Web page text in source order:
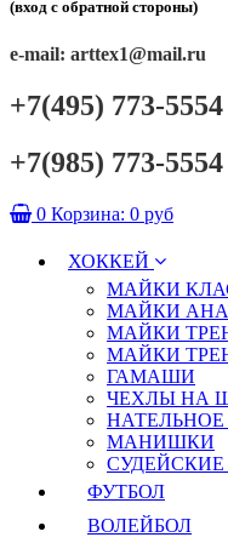
(вход с обратной стороны)
e-mail: arttex1@mail.ru
+7(495) 773-5554
+7(985) 773-5554
0 Корзина: 0 руб
ХОККЕЙ
МАЙКИ
МАЙКИ
МАЙКИ
МАЙКИ
ГАМАШИ
ЧЕХЛЫ НА
НАТЕЛЬНОЕ
МАНИШКИ
ФУТБОЛ
ВОЛЕЙБОЛ